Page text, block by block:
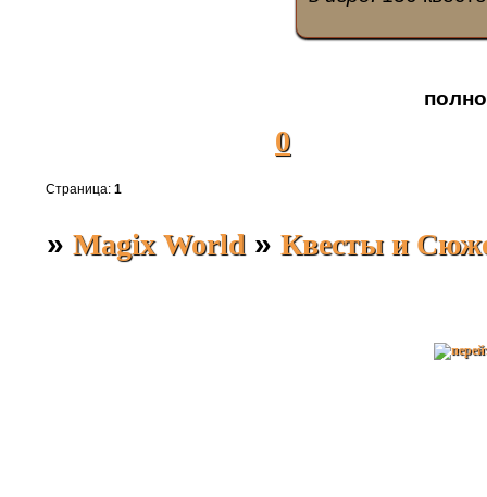
0
Страница:1
»Magix World »Квесты и